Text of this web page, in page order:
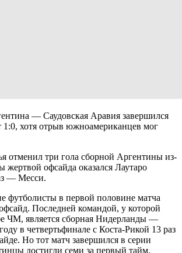
— Саудовская Аравия завершился
хотя отрыв южноамериканцев мог
отменил три гола сборной Аргентины из-
жертвой офсайда оказался Лаутаро
— Месси.
футболисты в первой половине матча
Последней командой, у которой
ЧМ, является сборная Нидерланды —
в четвертьфинале с Коста-Рикой 13 раз
Но тот матч завершился в серии
достигли семи за первый тайм.